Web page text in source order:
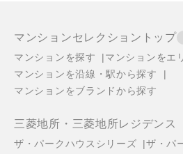
マンションセレクショントップ
マンションを探す
マンションをエ
マンションを沿線・駅から探す
マンションをブランドから探す
三菱地所・三菱地所レジデンス
ザ・パークハウスシリーズ
ザ・パ